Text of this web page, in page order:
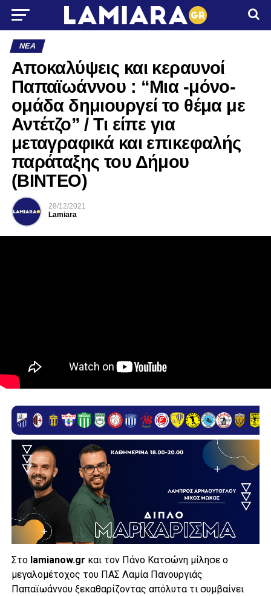
ΝΈΑ
Αποκαλύψεις και κεραυνοί
Παπαϊωάννου : “Μια -μόνο-
ομάδα δημιουργεί το θέμα με
Αντέτζο” / Τι είπε για
μεταγραφικά και επικεφαλής
παράταξης του Δήμου
(ΒΙΝΤΕΟ)
28/12/2021
Lamiara
Στο lamianow.gr και τον Πάνο Κατσώνη μίλησε ο
μεγαλομέτοχος του ΠΑΣ Λαμία Πανουργιάς
Παπαϊωάννου ξεκαθαρίζοντας απόλυτα τι συμβαίνει